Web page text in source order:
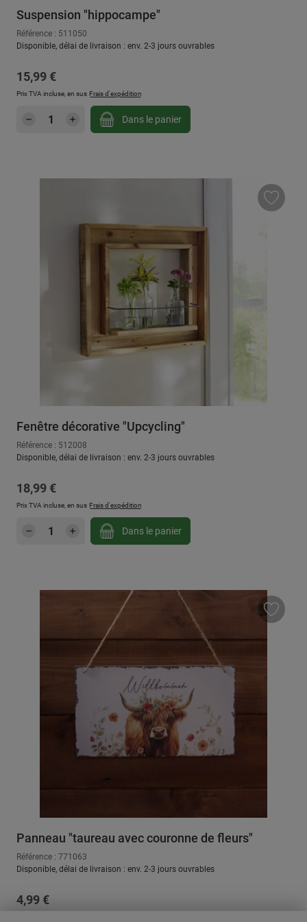
Suspension "hippocampe"
Référence : 511050
Disponible, délai de livraison : env. 2-3 jours ouvrables
Prix régulier :
15,99 €
Prix TVA incluse, en sus Frais d'expédition
Quantité de produit : Entrez la quantité
Dans le panier
Fenêtre décorative "Upcycling"
Référence : 512008
Disponible, délai de livraison : env. 2-3 jours ouvrables
Prix régulier :
18,99 €
Prix TVA incluse, en sus Frais d'expédition
Quantité de produit : Entrez la quantité
Dans le panier
Panneau "taureau avec couronne de fleurs"
Référence : 771063
Disponible, délai de livraison : env. 2-3 jours ouvrables
Prix régulier :
4,99 €